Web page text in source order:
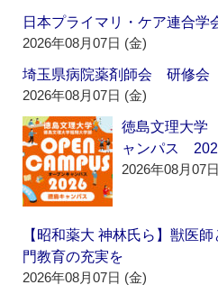
日本プライマリ・ケア連合
2026年08月07日 (金)
埼玉県病院薬剤師会 研修
2026年08月07日 (金)
徳島文理大
ャンパス
2026年08月07
【昭和薬大 神林氏ら】獣医
門教育の充実を
2026年08月07日 (金)